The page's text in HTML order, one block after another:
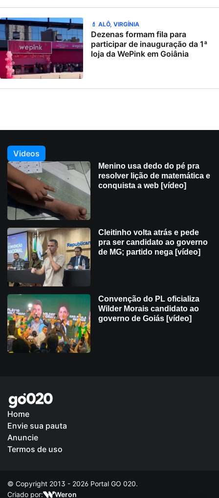
💄 ALÔ, VIRGÍNIA
Dezenas formam fila para
participar de inauguração da 1ª
loja da WePink em Goiânia
Videos
Menino usa dedo do pé pra
resolver lição de matemática e
conquista a web [vídeo]
Cleitinho volta atrás e pede
pra ser candidato ao governo
de MG; partido nega [vídeo]
Convenção do PL oficializa
Wilder Morais candidato ao
governo de Goiás [vídeo]
Home
Envie sua pauta
Anuncie
Termos de uso
© Copyright 2013 - 2026 Portal GO 020.
Criado por:
Weron